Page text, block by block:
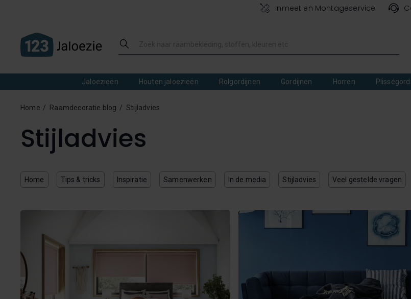
Inmeet en Montageservice
Jaloezieën Houten jaloezieën Rolgordijnen Gordijnen Horren
Home Raamdecoratie blog Stijladvies
Stijladvies
Home Tips & tricks Inspiratie Samenwerken In de media Stijladvies Veel gestelde vragen